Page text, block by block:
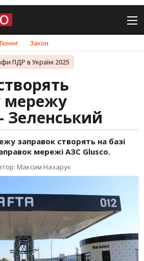
Закон
ПДР в Україні 2025
мережу
Зеленський
заправок створять на базі
мережі АЗС Glusco.
Максим Назарук